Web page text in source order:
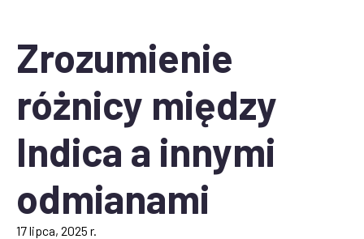
Zrozumienie
różnicy między
Indica a innymi
odmianami
17 lipca, 2025 r.